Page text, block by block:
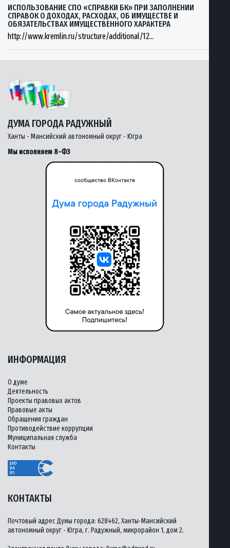
ИСПОЛЬЗОВАНИЕ СПО «СПРАВКИ БК» ПРИ ЗАПОЛНЕНИИ
СПРАВОК О ДОХОДАХ, РАСХОДАХ, ОБ ИМУЩЕСТВЕ И
ОБЯЗАТЕЛЬСТВАХ ИМУЩЕСТВЕННОГО ХАРАКТЕРА
http://www.kremlin.ru/structure/additional/12...
ДУМА ГОРОДА РАДУЖНЫЙ
Ханты - Мансийский автономный округ - Югра
Мы исполняем 8-ФЗ
КОНТАКТЫ
Почтовый адрес Думы города: 628462, Ханты-Мансийский
автономный округ - Югра, г. Радужный, микрорайон 1, дом 2.
ИНФОРМАЦИЯ
О думе
Деятельность
Проекты правовых актов
Правовые акты
Обращения граждан
Противодействие коррупции
Муниципальная служба
Контакты